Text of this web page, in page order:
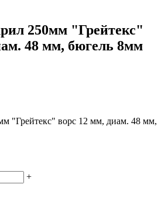
250мм "Грейтекс"
48 мм, бюгель 8мм
"Грейтекс" ворс 12 мм, диам. 48 мм,
+